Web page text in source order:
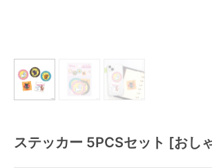
ステッカー 5PCSセット [おし